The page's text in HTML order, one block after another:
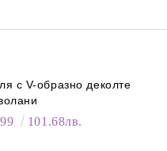
с V-образно деколте
101.68лв.